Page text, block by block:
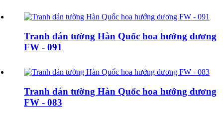
Tranh dán tường Hàn Quốc hoa hướng dương
FW - 091
Tranh dán tường Hàn Quốc hoa hướng dương
FW - 083